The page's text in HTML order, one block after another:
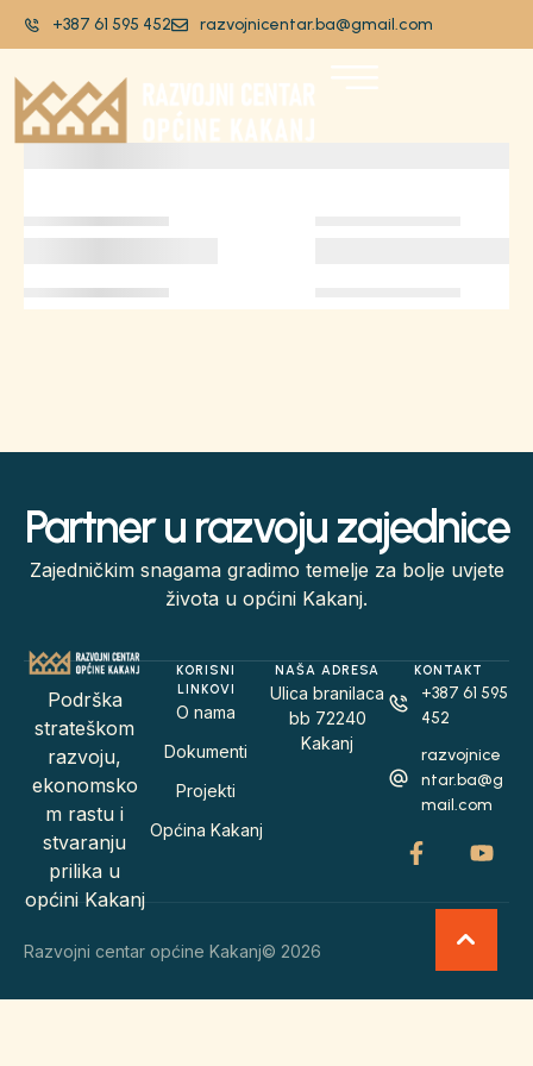
+387 61 595 452 razvojnicentar.ba@gmail.com
Partner u razvoju zajednice
Zajedničkim snagama gradimo temelje za bolje uvjete
života u općini Kakanj.
Podrška
strateškom
razvoju,
ekonomsko
m rastu i
stvaranju
prilika u
općini Kakanj
KORISNI
LINKOVI
O nama
Dokumenti
Projekti
Općina Kakanj
NAŠA ADRESA
Ulica branilaca
bb 72240
Kakanj
KONTAKT
+387 61 595
452
razvojnice
ntar.ba@g
mail.com
Razvojni centar općine Kakanj© 2026